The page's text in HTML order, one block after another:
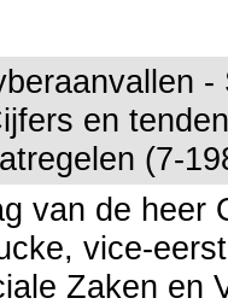
en
(7-
van de heer
vice-
Zaken en